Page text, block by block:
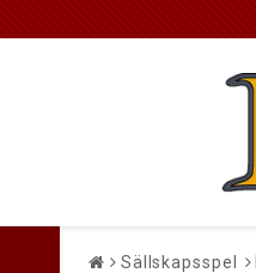
Sällskapsspel